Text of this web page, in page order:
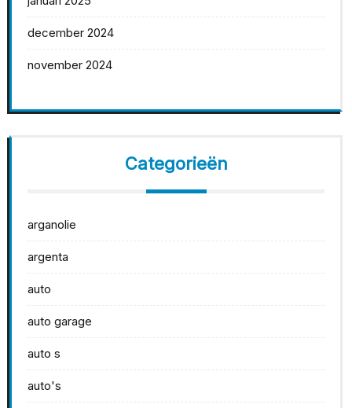
december 2024
november 2024
Categorieën
arganolie
argenta
auto
auto garage
auto s
auto's